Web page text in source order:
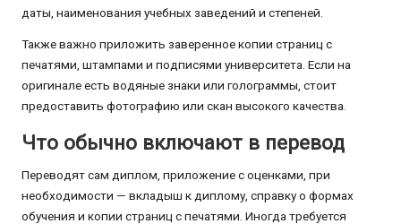
даты, наименования учебных заведений и степеней.
Также важно приложить заверенное копии страниц с
печатями, штампами и подписями университета. Если на
оригинале есть водяные знаки или голограммы, стоит
предоставить фотографию или скан высокого качества.
Что обычно включают в перевод
Переводят сам диплом, приложение с оценками, при
необходимости — вкладыш к диплому, справку о формах
обучения и копии страниц с печатями. Иногда требуется